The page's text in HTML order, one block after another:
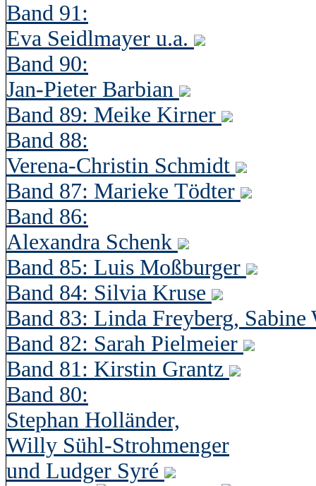
Band 91:
Eva Seidlmayer u.a.
Band 90:
Jan-Pieter Barbian
Band 89: Meike Kirner
Band 88:
Verena-Christin Schmidt
Band 87: Marieke Tödter
Band 86:
Alexandra Schenk
Band 85: Luis Moßburger
Band 84: Silvia Kruse
Band 83: Linda Freyberg,
Band 82: Sarah Pielmeier
Band 81: Kirstin Grantz
Band 80:
Stephan Holländer,
Willy Sühl-Strohmenger
und Ludger Syré